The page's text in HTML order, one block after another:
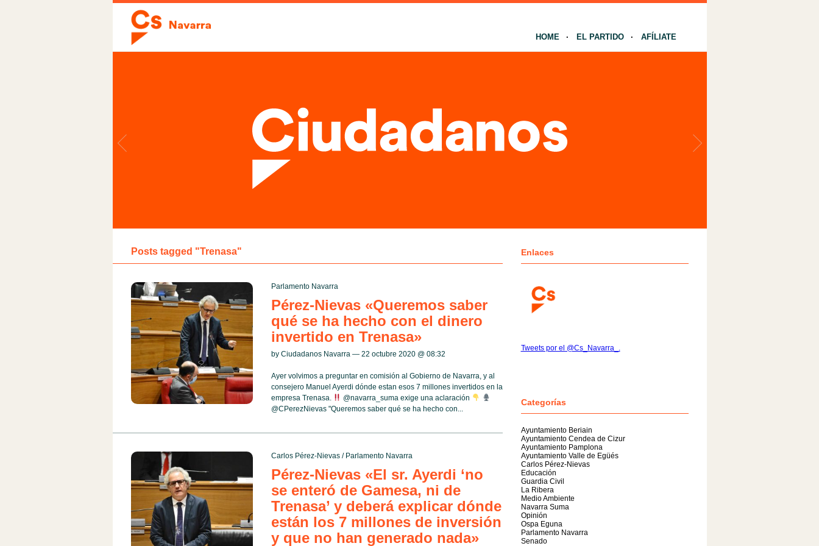
HOME EL PARTIDO AFÍLIATE
Posts tagged "Trenasa"
Parlamento Navarra
Pérez-Nievas «Queremos saber
qué se ha hecho con el dinero
invertido en Trenasa»
by Ciudadanos Navarra — 22 octubre 2020 @ 08:32
Ayer volvimos a preguntar en comisión al Gobierno de Navarra, y al
consejero Manuel Ayerdi dónde estan esos 7 millones invertidos en la
empresa Trenasa.
@navarra_suma exige una aclaración
@CPerezNievas "Queremos saber qué se ha hecho con...
Carlos Pérez-Nievas/ Parlamento Navarra
Pérez-Nievas «El sr. Ayerdi ‘no
se enteró de Gamesa, ni de
Trenasa’ y deberá explicar dónde
están los 7 millones de inversión
y que no han generado nada»
Enlaces
Tweets por el @Cs_Navarra_.
Categorías
Ayuntamiento Beriain
Ayuntamiento Cendea de Cizur
Ayuntamiento Pamplona
Ayuntamiento Valle de Egüés
Carlos Pérez-Nievas
Educación
Guardia Civil
La Ribera
Medio Ambiente
Navarra Suma
Opinión
Ospa Eguna
Parlamento Navarra
Senado